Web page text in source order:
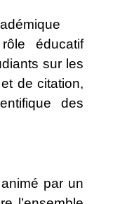
éducatif
sur les
de citation,
des
par un